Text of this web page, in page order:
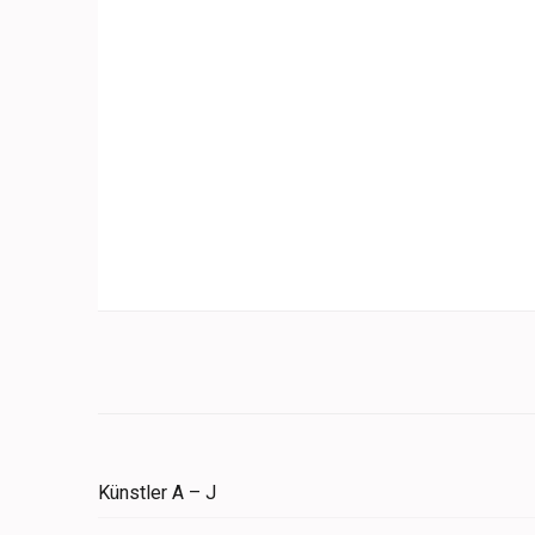
Künstler A – J